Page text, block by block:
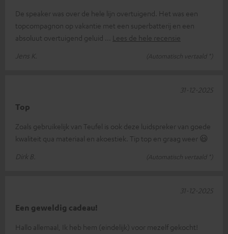
De speaker was over de hele lijn overtuigend. Het was een
topcompagnon op vakantie met een superbatterij en een
absoluut overtuigend geluid
Lees de hele recensie
Jens K.
(Automatisch vertaald *)
Top
Zoals gebruikelijk van Teufel is ook deze luidspreker van goede
kwaliteit qua materiaal en akoestiek. Tip top en graag weer 😃
Dirk B.
(Automatisch vertaald *)
31-12-2025
Een geweldig cadeau!
Hallo allemaal, Ik heb hem (eindelijk) voor mezelf gekocht!
31-12-2025